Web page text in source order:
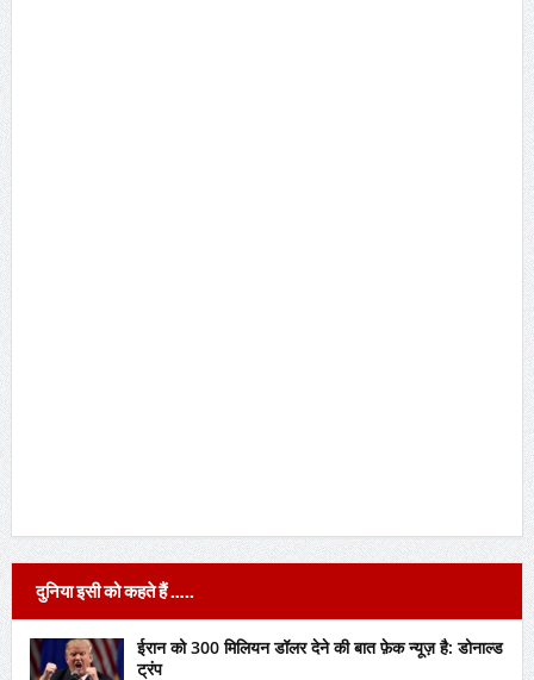
दुनिया इसी को कहते हैं …..
ईरान को 300 मिलियन डॉलर देने की बात फ़ेक न्यूज़ है: डोनाल्ड
ट्रंप